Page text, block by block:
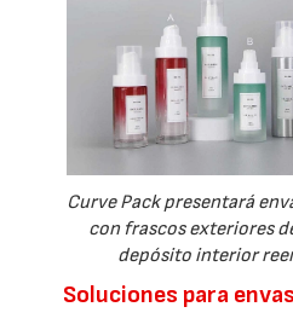
Curve Pack presentará
con frascos exteriores
depósito interior
Soluciones para